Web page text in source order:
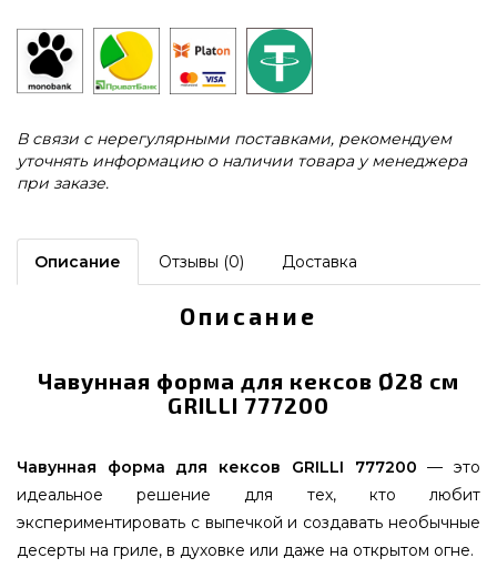
В связи с нерегулярными поставками, рекомендуем
уточнять информацию о наличии товара у менеджера
при заказе.
Описание Отзывы (0) Доставка
Описание
Чавунная форма для кексов Ø28 см
GRILLI 777200
Чавунная форма для кексов GRILLI 777200 — это
идеальное решение для тех, кто любит
экспериментировать с выпечкой и создавать необычные
десерты на гриле, в духовке или даже на открытом огне.